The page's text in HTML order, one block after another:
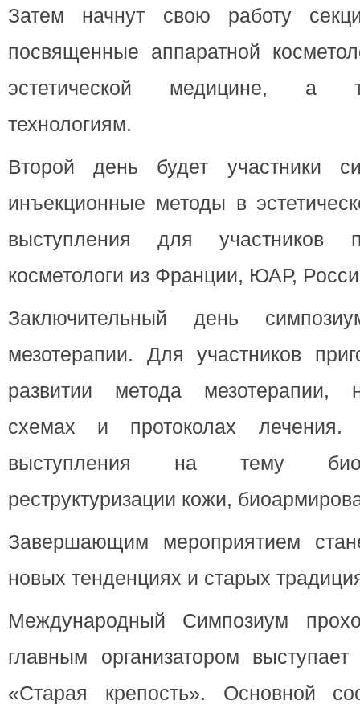
Затем начнут свою работу
посвященные аппаратной
эстетической медицине, а
технологиям.
Второй день будет участники
инъекционные методы в
выступления для участников
косметологи из Франции, ЮАР,
Заключительный день
мезотерапии. Для участников
развитии метода мезотерапии,
схемах и протоколах лечения.
выступления на тему
реструктуризации кожи,
Завершающим мероприятием
новых тенденциях и старых
Международный Симпозиум
главным организатором
«Старая крепость». Основной